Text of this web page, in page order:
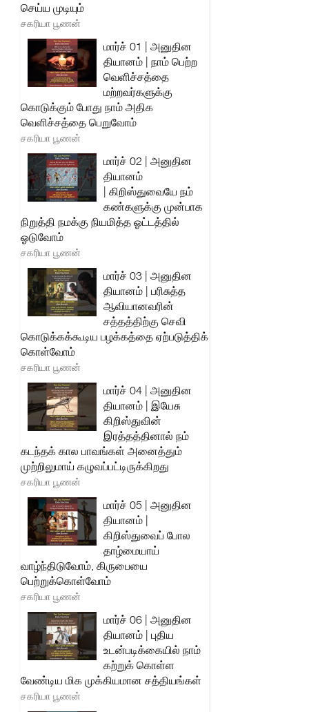
செய்ய முடியும்
சகரியா பூணன்
மார்ச் 01 | அனுதின
தியானம் | நாம் பெற்ற
வெளிச்சத்தை
மற்றவர்களுக்கு
கொடுக்கும் போது நாம் அதிக
வெளிச்சத்தை பெறுவோம்
சகரியா பூணன்
மார்ச் 02 | அனுதின
தியானம்
| கிறிஸ்துவையே நம்
கண்களுக்கு முன்பாக
நிறுத்தி நமக்கு நியமித்த ஓட்டத்தில்
ஓடுவோம்
சகரியா பூணன்
மார்ச் 03 | அனுதின
தியானம் | பரிசுத்த
ஆவியானவரின்
சத்தத்திற்கு செவி
கொடுக்கக்கூடிய பழக்கத்தை ஏற்படுத்திக்
கொள்வோம்
சகரியா பூணன்
மார்ச் 04 | அனுதின
தியானம் | இயேசு
கிறிஸ்துவின்
இரத்தத்தினால் நம்
கடந்தக் கால பாவங்கள் அனைத்தும்
முற்றிலுமாய் கழுவப்பட்டிருக்கிறது
சகரியா பூணன்
மார்ச் 05 | அனுதின
தியானம் |
கிறிஸ்துவைப் போல
தாழ்மையாய்
வாழ்ந்திடுவோம், கிருபையை
பெற்றுக்கொள்வோம்
சகரியா பூணன்
மார்ச் 06 | அனுதின
தியானம் | புதிய
உடன்படிக்கையில் நாம்
கற்றுக் கொள்ள
வேண்டிய மிக முக்கியமான சத்தியங்கள்
சகரியா பூணன்